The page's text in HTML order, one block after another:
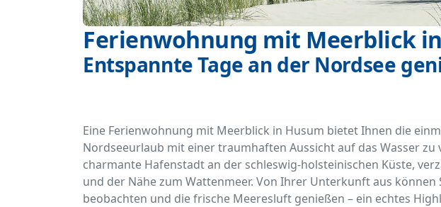
Ferienwohnung mit Meerblick
Entspannte Tage an der Nordsee
Eine Ferienwohnung mit Meerblick in Husum bietet Ihnen die
Nordseeurlaub mit einer traumhaften Aussicht auf das Wasser zu
charmante Hafenstadt an der schleswig-holsteinischen Küste,
und der Nähe zum Wattenmeer. Von Ihrer Unterkunft aus können
beobachten und die frische Meeresluft genießen – ein echtes